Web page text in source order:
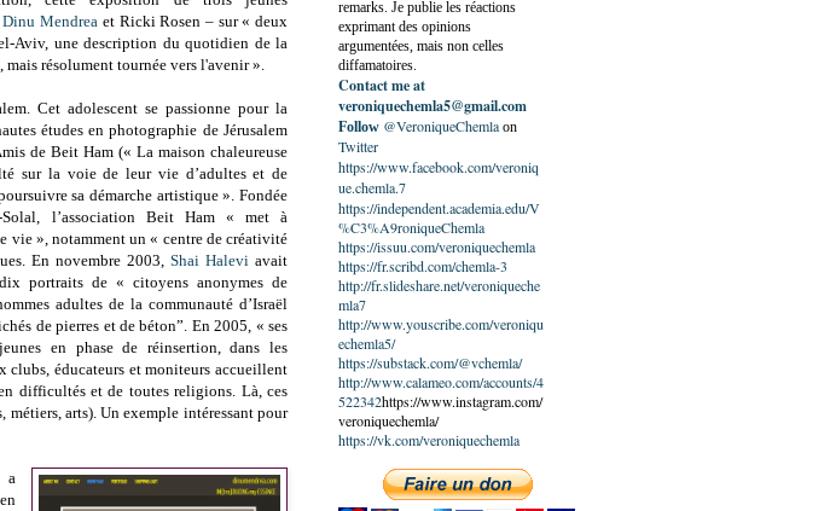
Dinu Mendrea et Ricki Rosen – sur « deux
Aviv, une description du quotidien de la
mais résolument tournée vers l'avenir ».
Cet adolescent se passionne pour la
études en photographie de Jérusalem
de Beit Ham (« La maison chaleureuse
sur la voie de leur vie d’adultes et de
sa démarche artistique ». Fondée
l’association Beit Ham « met à
vie », notamment un « centre de créativité
En novembre 2003, Shai Haleviavait
portraits de « citoyens anonymes de
adultes de la communauté d’Israël
de pierres et de béton”. En 2005, « ses
en phase de réinsertion, dans les
clubs, éducateurs et moniteurs accueillent
difficultés et de toutes religions. Là, ces
arts). Un exemple intéressant pour
a
remarks. Je publie les réactions
exprimant des opinions
argumentées, mais non celles
diffamatoires.
Contact me at
veroniquechemla5@gmail.com
Follow @VeroniqueChemlaon
Twitter
https://www.facebook.com/veroniq
ue.chemla.7
https://independent.academia.edu/V
%C3%A9roniqueChemla
https://issuu.com/veroniquechemla
https://fr.scribd.com/chemla-3
http://fr.slideshare.net/veroniqueche
mla7
http://www.youscribe.com/veroniqu
echemla5/
https://substack.com/@vchemla/
http://www.calameo.com/accounts/4
522342https://www.instagram.com/
veroniquechemla/
https://vk.com/veroniquechemla